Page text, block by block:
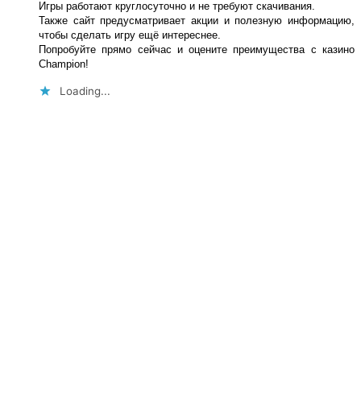
Игры работают круглосуточно и не требуют скачивания.
Также сайт предусматривает акции и полезную информацию,
чтобы сделать игру ещё интереснее.
Попробуйте прямо сейчас и оцените преимущества с казино
Champion!
Loading...